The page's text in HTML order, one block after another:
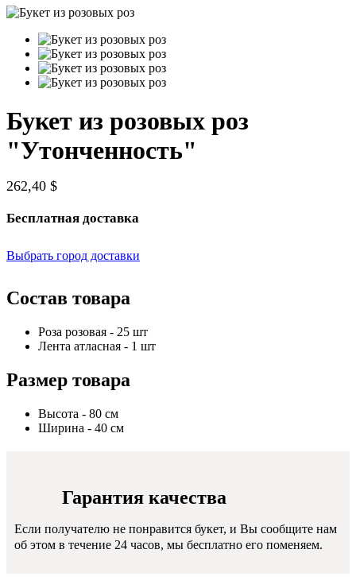
Букет из розовых роз
"Утонченность"
262,40 $
Бесплатная доставка
Выбрать город доставки
Состав товара
Роза розовая - 25 шт
Лента атласная - 1 шт
Размер товара
Высота - 80 см
Ширина - 40 см
Гарантия качества
Если получателю не понравится букет, и Вы сообщите нам
об этом в течение 24 часов, мы бесплатно его поменяем.